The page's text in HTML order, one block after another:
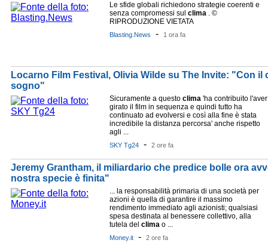
Le sfide globali richiedono strategie coerenti e
senza compromessi sul clima . ©
RIPRODUZIONE VIETATA
Blasting.News - 1 ora fa
Locarno Film Festival, Olivia Wilde su The Invite: "Con il
sogno"
Sicuramente a questo clima 'ha contribuito l'aver
girato il film in sequenza e quindi tutto ha
continuato ad evolversi e così alla fine è stata
incredibile la distanza percorsa' anche rispetto
agli ...
SKY Tg24 - 2 ore fa
Jeremy Grantham, il miliardario che predice bolle ora
nostra specie è finita"
... la responsabilità primaria di una società per
azioni è quella di garantire il massimo
rendimento immediato agli azionisti; qualsiasi
spesa destinata al benessere collettivo, alla
tutela del clima o ...
Money.it - 2 ore fa